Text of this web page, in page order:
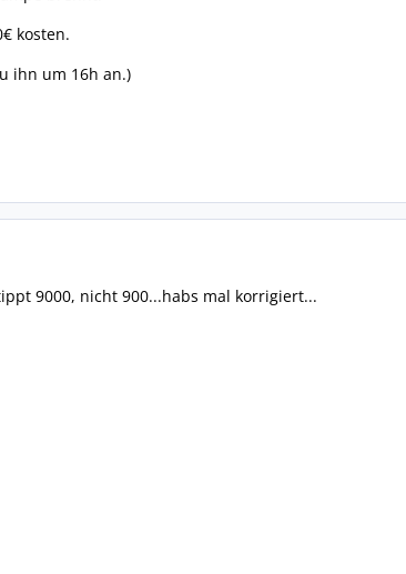
kosten.
ihn um 16h an.)
9000, nicht 900...habs mal korrigiert...